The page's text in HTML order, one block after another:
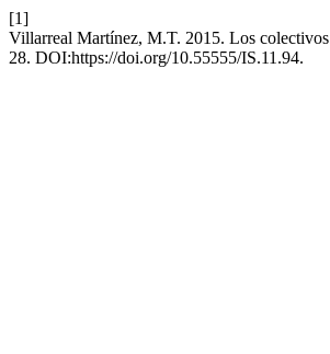
[1]
Villarreal Martínez, M.T. 2015. Los
28. DOI:https://doi.org/10.55555/IS.11.94.